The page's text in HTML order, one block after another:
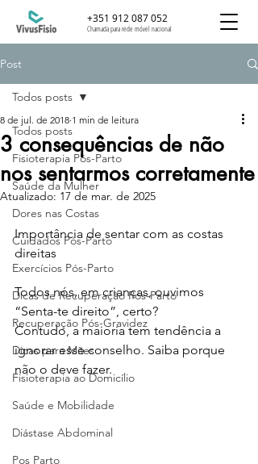
+351 912 087 052
Chamada para rede móvel nacional
Post
Todos posts
Fisioterapia Pós-Parto
Saúde da Mulher
Dores nas Costas
Cuidados Pós-Parto
Exercícios Pós-Parto
Dicas de Recuperação Pós-Parto
Recuperação Pós-Gravidez
Dicas para Mães
Fisioterapia ao Domicílio
Saúde e Mobilidade
Diástase Abdominal
Pos Parto
Todos posts
3 consequências de não
nos sentarmos corretamente
8 de jul. de 2018 1 min de leitura
Atualizado: 17 de mar. de 2025
Importância de sentar com as costas
direitas
Todos nós, em crianças, ouvimos
“Senta-te direito”, certo?
Contudo, a maioria tem tendência a
ignorar esse conselho. Saiba porque
não o deve fazer.